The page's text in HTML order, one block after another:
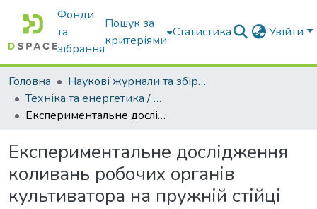
Фонди
та
зібрання
Пошук за
критеріями
Статистика Увійти
Головна
Наукові журнали та збірники видань
Техніка та енергетика / Machinery & Energetics
Експериментальне дослідження коливань робочих органів культиватора на пружній стійці
Експериментальне дослідження
коливань робочих органів
культиватора на пружній стійці